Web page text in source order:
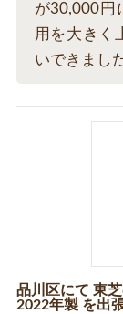
が30,000円
用を大きく
いできまし
品川区にて 東
2022年製 を出